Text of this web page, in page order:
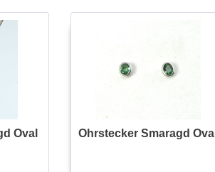
Oval
Ohrstecker Smaragd Oval